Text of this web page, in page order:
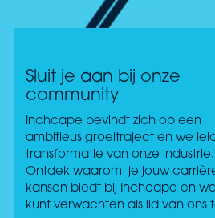
Sluit je aan bij onze
community
Inchcape bevindt zich op een
ambitieus groeitraject en we
transformatie van onze industrie.
Ontdek waarom je jouw
kansen biedt bij Inchcape en
kunt verwachten als lid van ons